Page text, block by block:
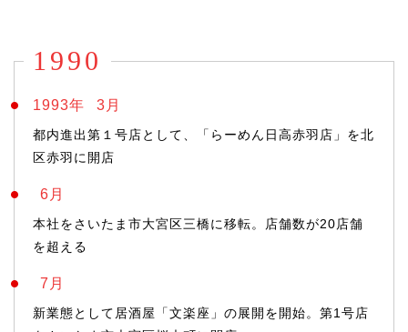
1990
1993年 3月
都内進出第１号店として、「らーめん日高赤羽店」を北
区赤羽に開店
6月
本社をさいたま市大宮区三橋に移転。店舗数が20店舗
を超える
7月
新業態として居酒屋「文楽座」の展開を開始。第1号店